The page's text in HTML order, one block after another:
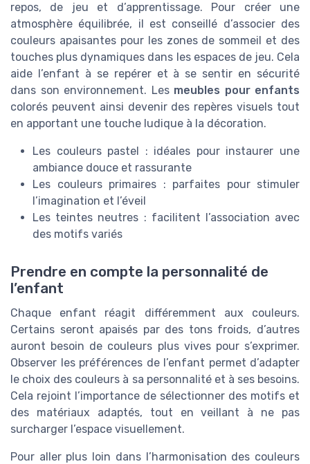
repos, de jeu et d’apprentissage. Pour créer une
atmosphère équilibrée, il est conseillé d’associer des
couleurs apaisantes pour les zones de sommeil et des
touches plus dynamiques dans les espaces de jeu. Cela
aide l’enfant à se repérer et à se sentir en sécurité
dans son environnement. Les meubles pour enfants
colorés peuvent ainsi devenir des repères visuels tout
en apportant une touche ludique à la décoration.
Les couleurs pastel : idéales pour instaurer une
ambiance douce et rassurante
Les couleurs primaires : parfaites pour stimuler
l’imagination et l’éveil
Les teintes neutres : facilitent l’association avec
des motifs variés
Prendre en compte la personnalité de
l’enfant
Chaque enfant réagit différemment aux couleurs.
Certains seront apaisés par des tons froids, d’autres
auront besoin de couleurs plus vives pour s’exprimer.
Observer les préférences de l’enfant permet d’adapter
le choix des couleurs à sa personnalité et à ses besoins.
Cela rejoint l’importance de sélectionner des motifs et
des matériaux adaptés, tout en veillant à ne pas
surcharger l’espace visuellement.
Pour aller plus loin dans l’harmonisation des couleurs